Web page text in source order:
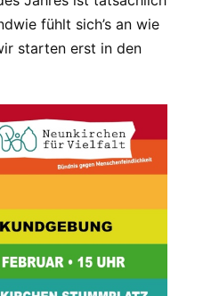
fühlt sich’s an wie
starten erst in den